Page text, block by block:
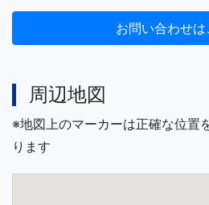
周辺地図
※地図上のマーカーは正確な位置
ります